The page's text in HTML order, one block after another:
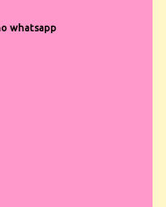
whatsapp